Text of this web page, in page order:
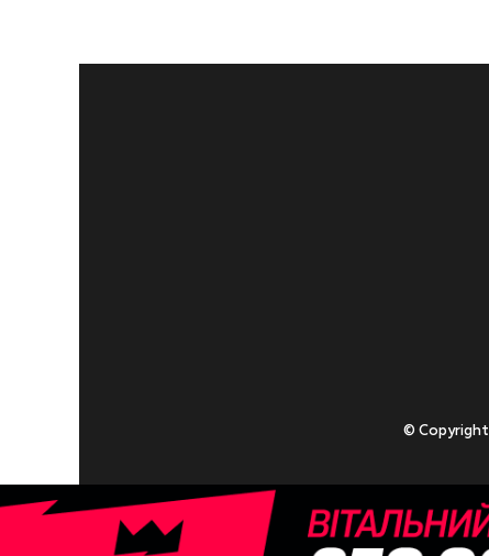
© Copyright
У разі , якщо